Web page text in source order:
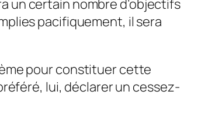
un certain nombre d’objectifs
pacifiquement, il sera
pour constituer cette
lui, déclarer un cessez-